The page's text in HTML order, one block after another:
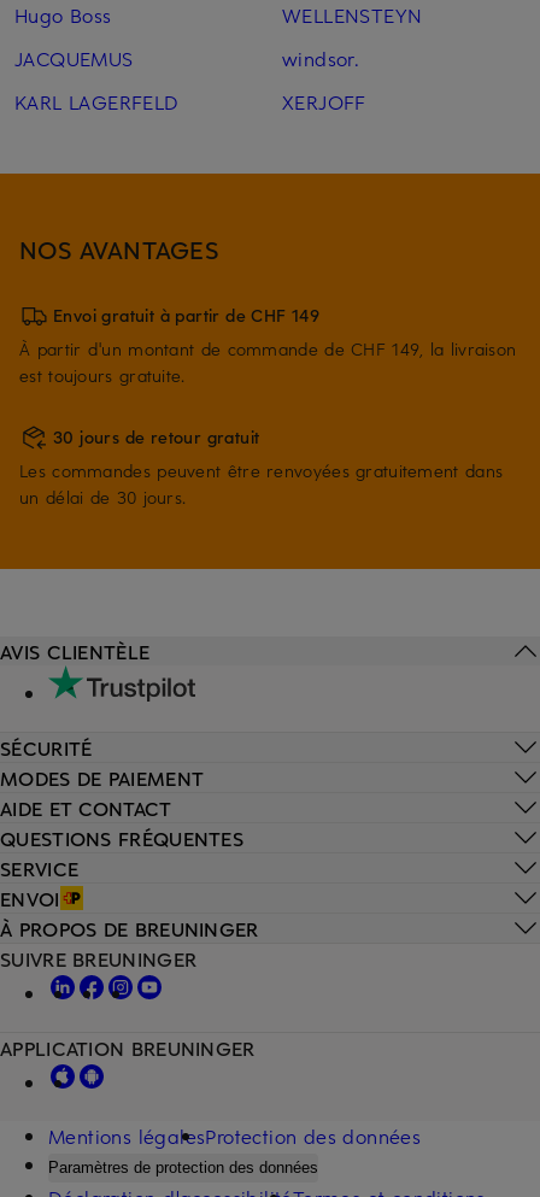
Hugo Boss
JACQUEMUS
KARL LAGERFELD
WELLENSTEYN
windsor.
XERJOFF
NOS AVANTAGES
Envoi gratuit à partir de CHF 149
À partir d'un montant de commande de CHF 149, la livraison
est toujours gratuite.
30 jours de retour gratuit
Les commandes peuvent être renvoyées gratuitement dans
un délai de 30 jours.
AIDE ET CONTACT
QUESTIONS FRÉQUENTES
SERVICE
ENVOI
AVIS CLIENTÈLE
SÉCURITÉ
MODES DE PAIEMENT
À PROPOS DE BREUNINGER
SUIVRE BREUNINGER
APPLICATION BREUNINGER
Mentions légalesProtection des données
Paramètres de protection des données